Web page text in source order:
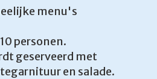
menu's
personen.
geserveerd met
en salade.